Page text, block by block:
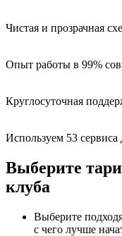
Чистая и прозрачная
Опыт работы в 99%
Круглосуточная
Используем 53 сервиса
Выберите
клуба
Выберите
с чего лучше